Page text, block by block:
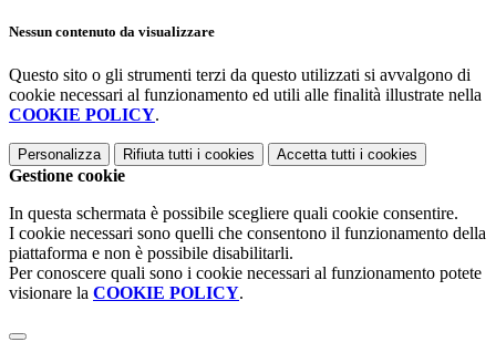
Nessun contenuto da visualizzare
Questo sito o gli strumenti terzi da questo utilizzati si avvalgono di
cookie necessari al funzionamento ed utili alle finalità illustrate nella
COOKIE POLICY.
Personalizza Rifiuta tutti i cookies Accetta tutti i cookies
Gestione cookie
In questa schermata è possibile scegliere quali cookie consentire.
I cookie necessari sono quelli che consentono il funzionamento della
piattaforma e non è possibile disabilitarli.
Per conoscere quali sono i cookie necessari al funzionamento potete
visionare la COOKIE POLICY.